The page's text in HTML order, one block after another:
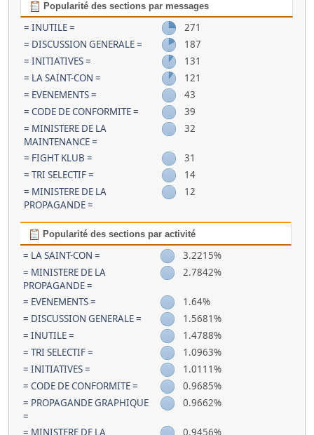
Popularité des sections par messages
= INUTILE =
271
= DISCUSSION GENERALE =
187
= INITIATIVES =
131
= LA SAINT-CON =
121
= EVENEMENTS =
43
= CODE DE CONFORMITE =
39
= MINISTERE DE LA
MAINTENANCE =
32
= FIGHT KLUB =
31
= TRI SELECTIF =
14
= MINISTERE DE LA
PROPAGANDE =
12
Popularité des sections par activité
= LA SAINT-CON =
3.2215%
= MINISTERE DE LA
PROPAGANDE =
2.7842%
= EVENEMENTS =
1.64%
= DISCUSSION GENERALE =
1.5681%
= INUTILE =
1.4788%
= TRI SELECTIF =
1.0963%
= INITIATIVES =
1.0111%
= CODE DE CONFORMITE =
0.9685%
= PROPAGANDE GRAPHIQUE
=
0.9662%
= MINISTERE DE LA 0.9456%